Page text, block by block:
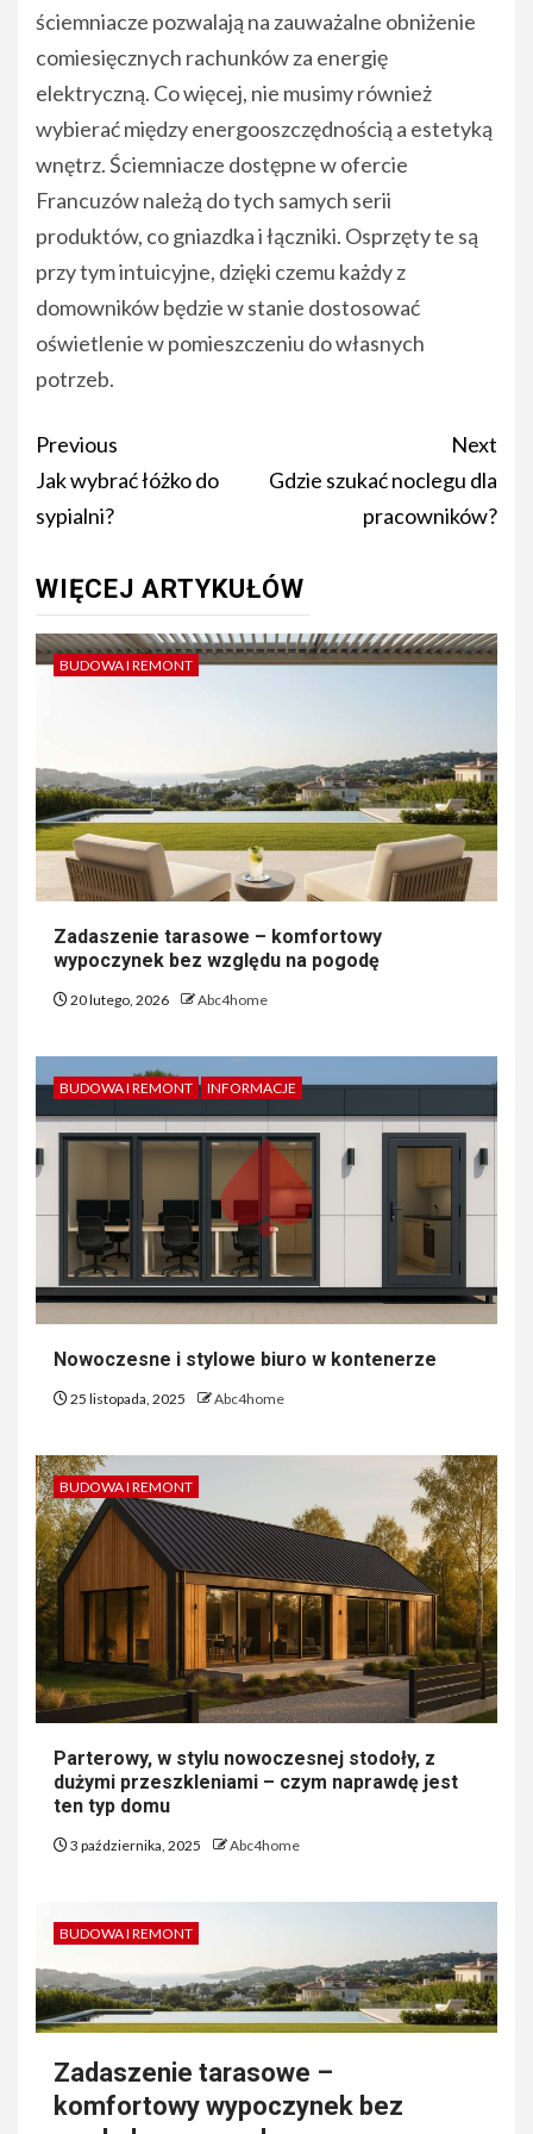
ściemniacze pozwalają na zauważalne obniżenie
comiesięcznych rachunków za energię
elektryczną. Co więcej, nie musimy również
wybierać między energooszczędnością a estetyką
wnętrz. Ściemniacze dostępne w ofercie
Francuzów należą do tych samych serii
produktów, co gniazdka i łączniki. Osprzęty te są
przy tym intuicyjne, dzięki czemu każdy z
domowników będzie w stanie dostosować
oświetlenie w pomieszczeniu do własnych
potrzeb.
Post
navigation
Previous
Jak wybrać łóżko do
sypialni?
Next
Gdzie szukać noclegu dla
pracowników?
WIĘCEJ ARTYKUŁÓW
BUDOWA I REMONT
Zadaszenie tarasowe – komfortowy
wypoczynek bez względu na pogodę
20 lutego, 2026 Abc4home
BUDOWA I REMONT INFORMACJE
Nowoczesne i stylowe biuro w kontenerze
25 listopada, 2025 Abc4home
BUDOWA I REMONT
Parterowy, w stylu nowoczesnej stodoły, z
dużymi przeszkleniami – czym naprawdę jest
ten typ domu
3 października, 2025 Abc4home
BUDOWA I REMONT
Zadaszenie tarasowe –
komfortowy wypoczynek bez